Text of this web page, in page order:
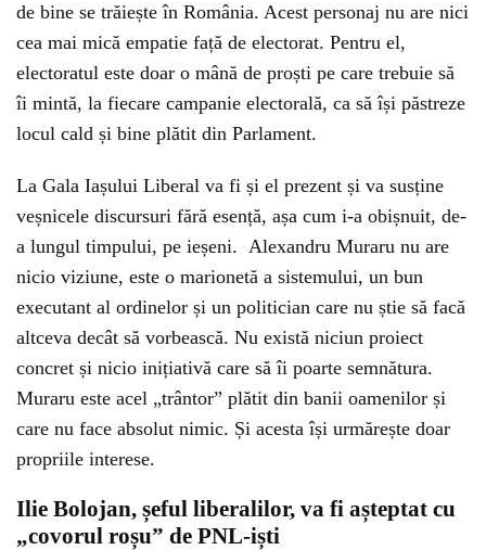
de bine se trăiește în România. Acest personaj nu are nici
cea mai mică empatie față de electorat. Pentru el,
electoratul este doar o mână de proști pe care trebuie să
îi mintă, la fiecare campanie electorală, ca să își păstreze
locul cald și bine plătit din Parlament.
La Gala Iașului Liberal va fi și el prezent și va susține
veșnicele discursuri fără esență, așa cum i-a obișnuit, de-
a lungul timpului, pe ieșeni. Alexandru Muraru nu are
nicio viziune, este o marionetă a sistemului, un bun
executant al ordinelor și un politician care nu știe să facă
altceva decât să vorbească. Nu există niciun proiect
concret și nicio inițiativă care să îi poarte semnătura.
Muraru este acel „trântor” plătit din banii oamenilor și
care nu face absolut nimic. Și acesta își urmărește doar
propriile interese.
Ilie Bolojan, șeful liberalilor, va fi așteptat cu
„covorul roșu” de PNL-iști